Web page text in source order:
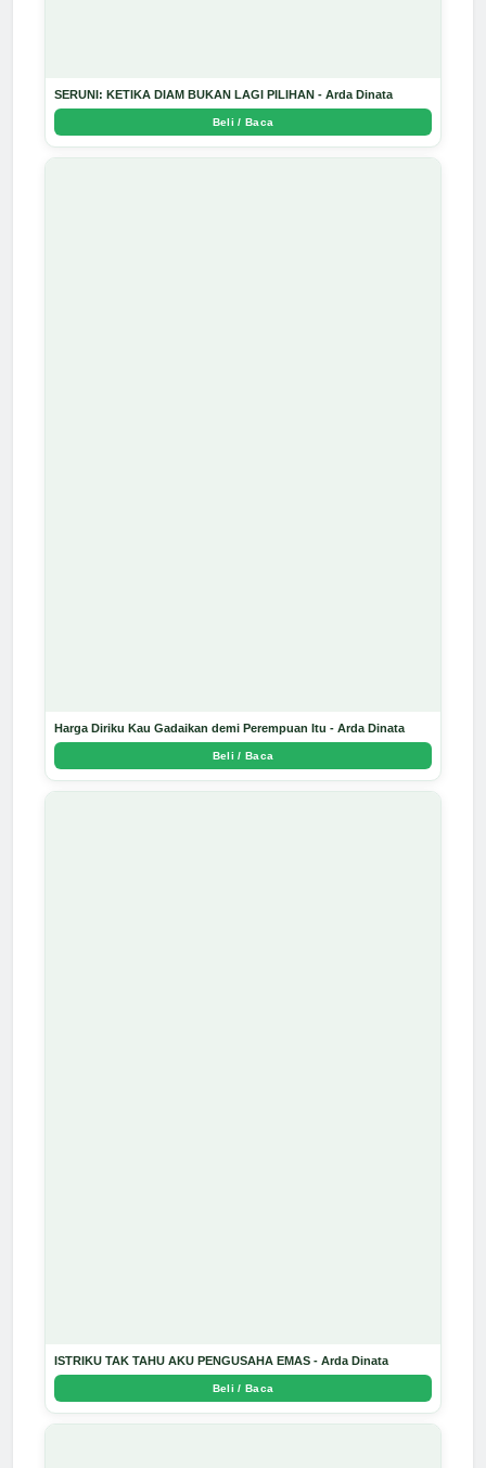
SERUNI: KETIKA DIAM BUKAN LAGI PILIHAN - Arda Dinata
Beli / Baca
Harga Diriku Kau Gadaikan demi Perempuan Itu - Arda Dinata
Beli / Baca
ISTRIKU TAK TAHU AKU PENGUSAHA EMAS - Arda Dinata
Beli / Baca